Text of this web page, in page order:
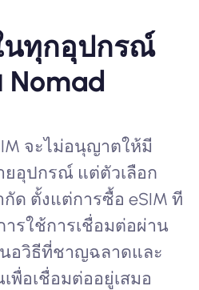
นทุกอุปกรณ์
จะไม่อนุญาตให้มี
ยอุปกรณ์ แต่ตัวเลือก
ด ตั้งแต่การซื้อ eSIM ที
รใช้การเชื่อมต่อผ่าน
นอวิธีที่ชาญฉลาดและ
พื่อเชื่อมต่ออยู่เสมอ